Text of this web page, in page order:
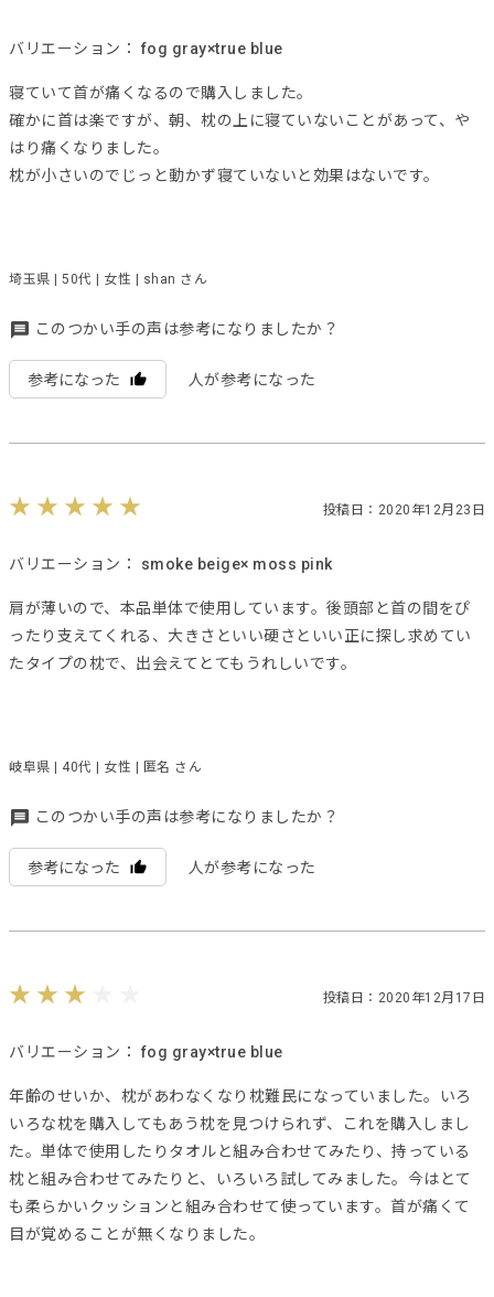
バリエーション： fog gray×true blue
寝ていて首が痛くなるので購入しました。
確かに首は楽ですが、朝、枕の上に寝ていないことがあって、や
はり痛くなりました。
枕が小さいのでじっと動かず寝ていないと効果はないです。
埼玉県 | 50代 | 女性 | shan さん
このつかい手の声は参考になりましたか？
参考になった 人が参考になった
投稿日：2020年12月23日
バリエーション： smoke beige× moss pink
肩が薄いので、本品単体で使用しています。後頭部と首の間をぴ
ったり支えてくれる、大きさといい硬さといい正に探し求めてい
たタイプの枕で、出会えてとてもうれしいです。
岐阜県 | 40代 | 女性 | 匿名 さん
このつかい手の声は参考になりましたか？
参考になった 人が参考になった
投稿日：2020年12月17日
バリエーション： fog gray×true blue
年齢のせいか、枕があわなくなり枕難民になっていました。いろ
いろな枕を購入してもあう枕を見つけられず、これを購入しまし
た。単体で使用したりタオルと組み合わせてみたり、持っている
枕と組み合わせてみたりと、いろいろ試してみました。今はとて
も柔らかいクッションと組み合わせて使っています。首が痛くて
目が覚めることが無くなりました。